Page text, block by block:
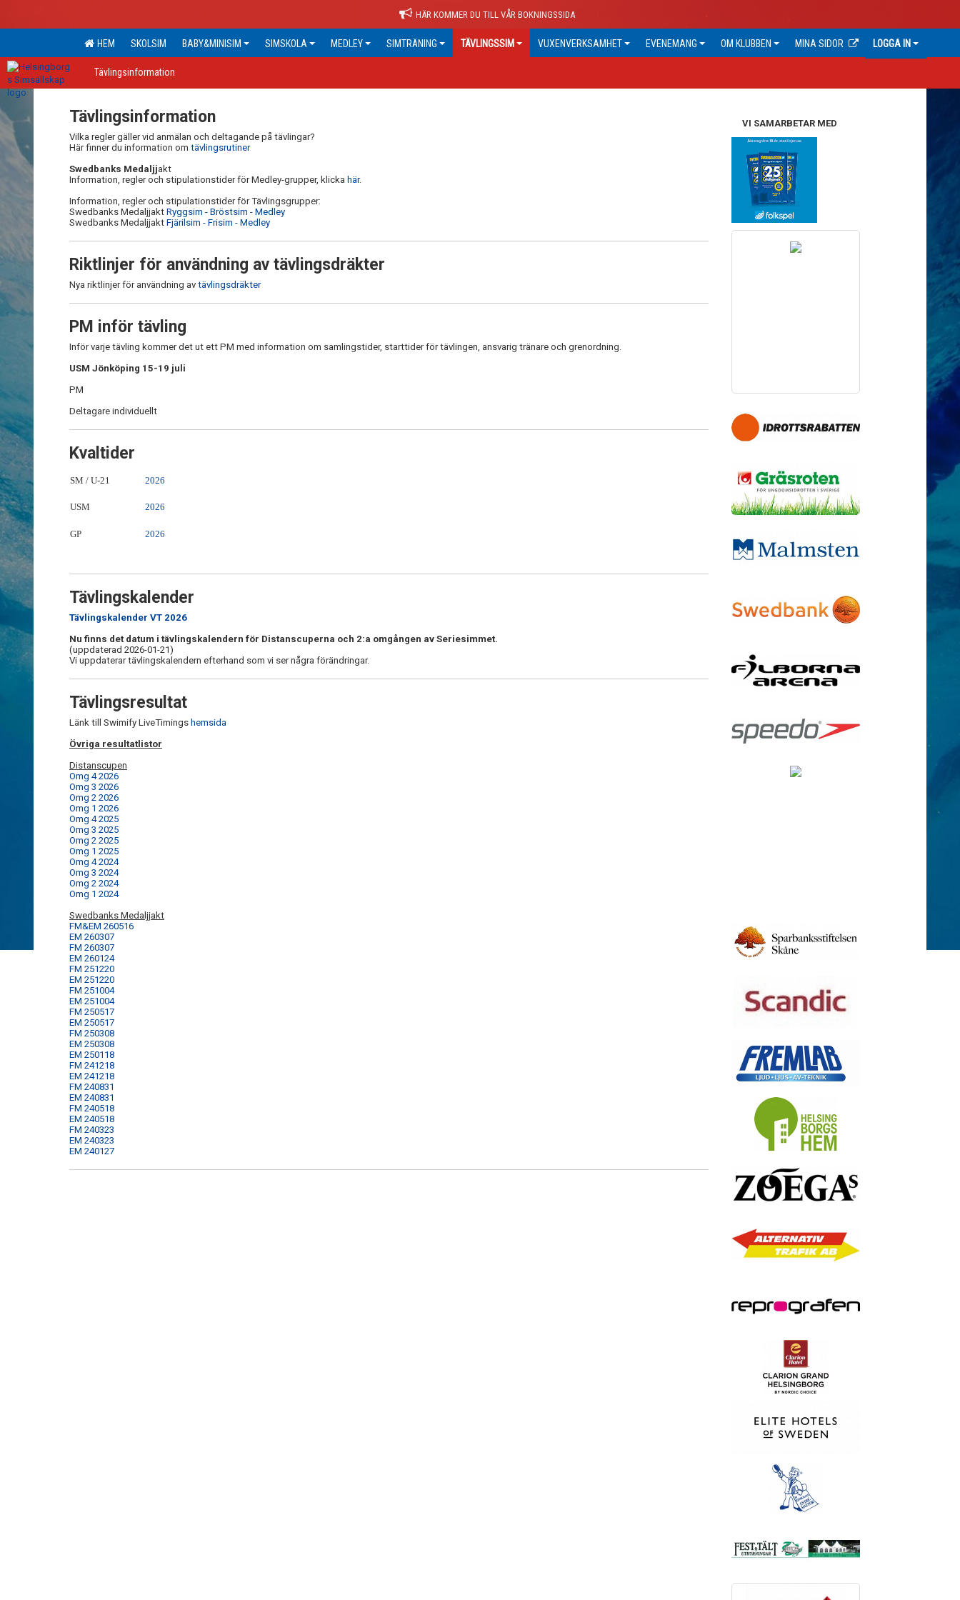
HÄR KOMMER DU TILL VÅR BOKNINGSSIDA
HEM SKOLSIM BABY&MINISIM SIMSKOLA MEDLEY SIMTRÄNING TÄVLINGSSIM VUXENVERKSAMHET EVENEMANG OM KLUBBEN MINA SIDOR LOGGA IN
Tävlingsinformation
Tävlingsinformation
Vilka regler gäller vid anmälan och deltagande på tävlingar?
Här finner du information om tävlingsrutiner
Swedbanks Medaljjakt
Information, regler och stipulationstider för Medley-grupper, klicka här.
Information, regler och stipulationstider för Tävlingsgrupper:
Swedbanks Medaljjakt Ryggsim - Bröstsim - Medley
Swedbanks Medaljjakt Fjärilsim - Frisim - Medley
Riktlinjer för användning av tävlingsdräkter
Nya riktlinjer för användning av tävlingsdräkter
PM inför tävling
Inför varje tävling kommer det ut ett PM med information om samlingstider, starttider för tävlingen, ansvarig tränare och grenordning.
USM Jönköping 15-19 juli
PM
Deltagare individuellt
Kvaltider
SM / U-21 2026
USM 2026
GP 2026
Tävlingskalender
Tävlingskalender VT 2026
Nu finns det datum i tävlingskalendern för Distanscuperna och 2:a omgången av Seriesimmet.
(uppdaterad 2026-01-21)
Vi uppdaterar tävlingskalendern efterhand som vi ser några förändringar.
Tävlingsresultat
Länk till Swimify LiveTimings hemsida
Övriga resultatlistor
Distanscupen
Omg 4 2026
Omg 3 2026
Omg 2 2026
Omg 1 2026
Omg 4 2025
Omg 3 2025
Omg 2 2025
Omg 1 2025
Omg 4 2024
Omg 3 2024
Omg 2 2024
Omg 1 2024
Swedbanks Medaljjakt
FM&EM 260516
EM 260307
FM 260307
EM 260124
FM 251220
EM 251220
FM 251004
EM 251004
FM 250517
EM 250517
FM 250308
EM 250308
EM 250118
FM 241218
EM 241218
FM 240831
EM 240831
FM 240518
EM 240518
FM 240323
EM 240323
EM 240127
VI SAMARBETAR MED